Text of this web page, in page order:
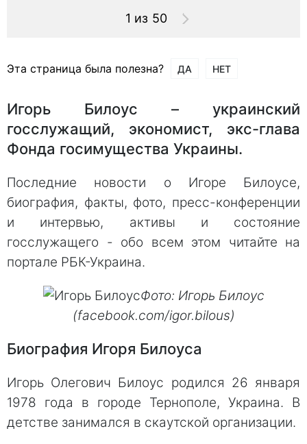
1 из 50
Эта страница была полезна? ДА НЕТ
Игорь Билоус – украинский
госслужащий, экономист, экс-глава
Фонда госимущества Украины.
Последние новости о Игоре Билоусе,
биография, факты, фото, пресс-конференции
и интервью, активы и состояние
госслужащего - обо всем этом читайте на
портале РБК-Украина.
Фото: Игорь Билоус
(facebook.com/igor.bilous)
Биография Игоря Билоуса
Игорь Олегович Билоус родился 26 января
1978 года в городе Тернополе, Украина. В
детстве занимался в скаутской организации.